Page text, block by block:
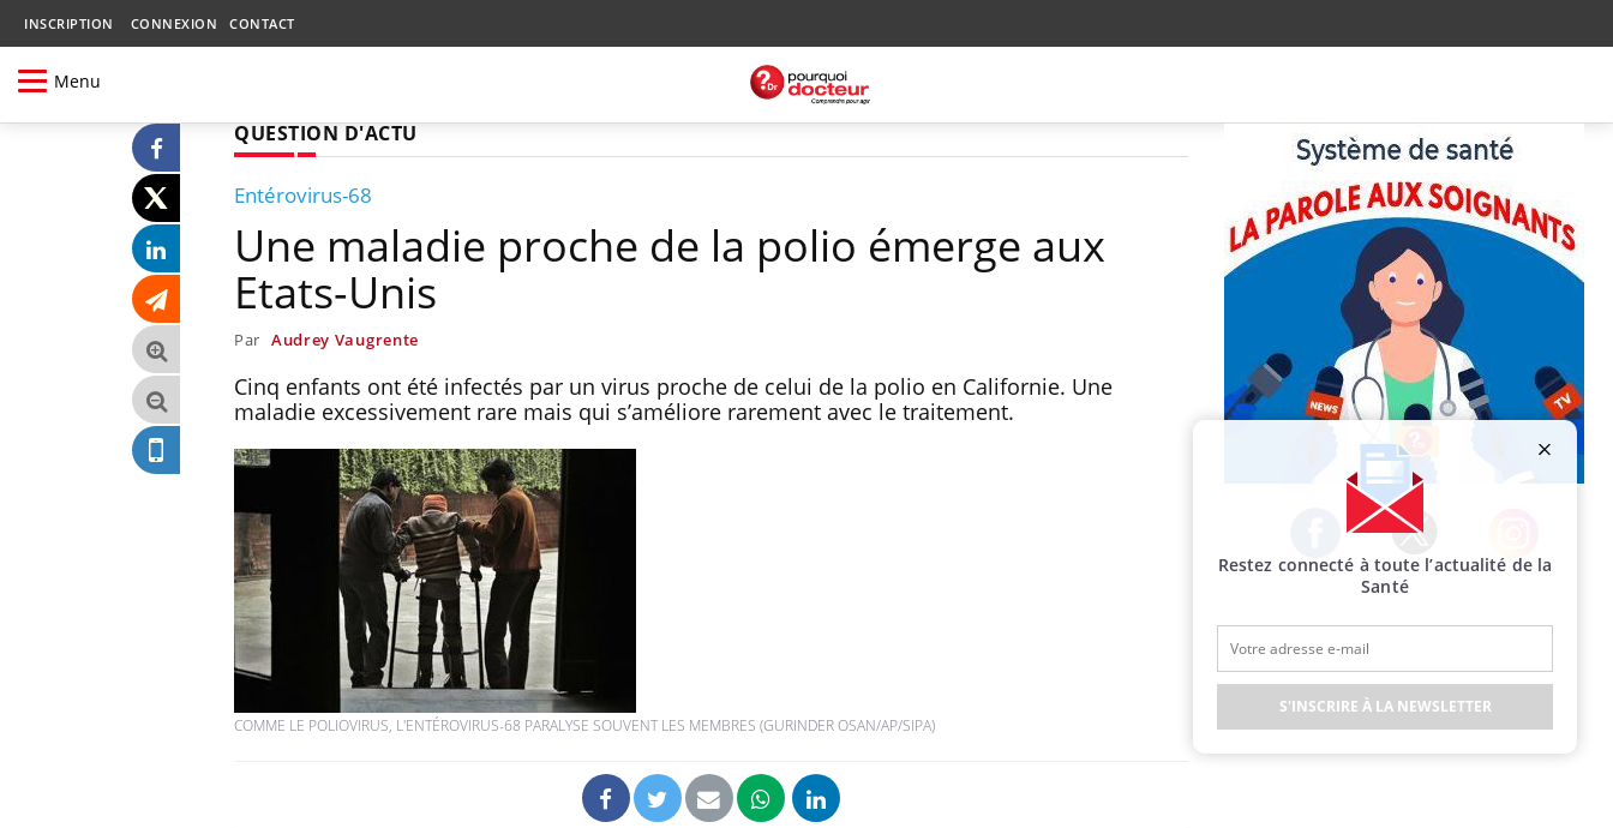
INSCRIPTION CONNEXION CONTACT
Menu
QUESTION D'ACTU
Entérovirus-68
Une maladie proche de la polio émerge aux
Etats-Unis
Par Audrey Vaugrente
Cinq enfants ont été infectés par un virus proche de celui de la polio en Californie. Une
maladie excessivement rare mais qui s’améliore rarement avec le traitement.
COMME LE POLIOVIRUS, L'ENTÉROVIRUS-68 PARALYSE SOUVENT LES MEMBRES (GURINDER OSAN/AP/SIPA)
Facebook Twitter Instagram
Restez connecté à toute l’actualité de la
Santé
S'INSCRIRE À LA NEWSLETTER